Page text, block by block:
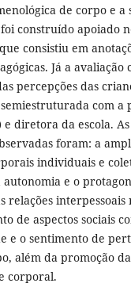
de corpo e a
construído apoiado
consistiu em
Já a
percepções das
com a
e diretora da escola.
foram: a
individuais e
e o
relações
de aspectos sociais
e o sentimento de
além da promoção
corporal.